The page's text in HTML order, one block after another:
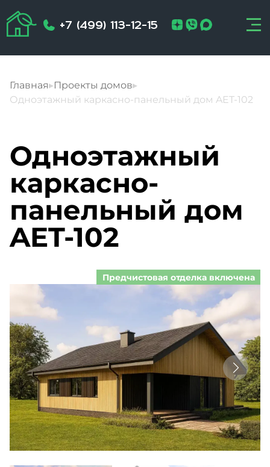
+7 (499) 113-12-15
Главная▸Проекты домов▸
Одноэтажный каркасно-панельный дом AET-102
Одноэтажный
каркасно-
панельный дом
AET-102
Предчистовая отделка включена